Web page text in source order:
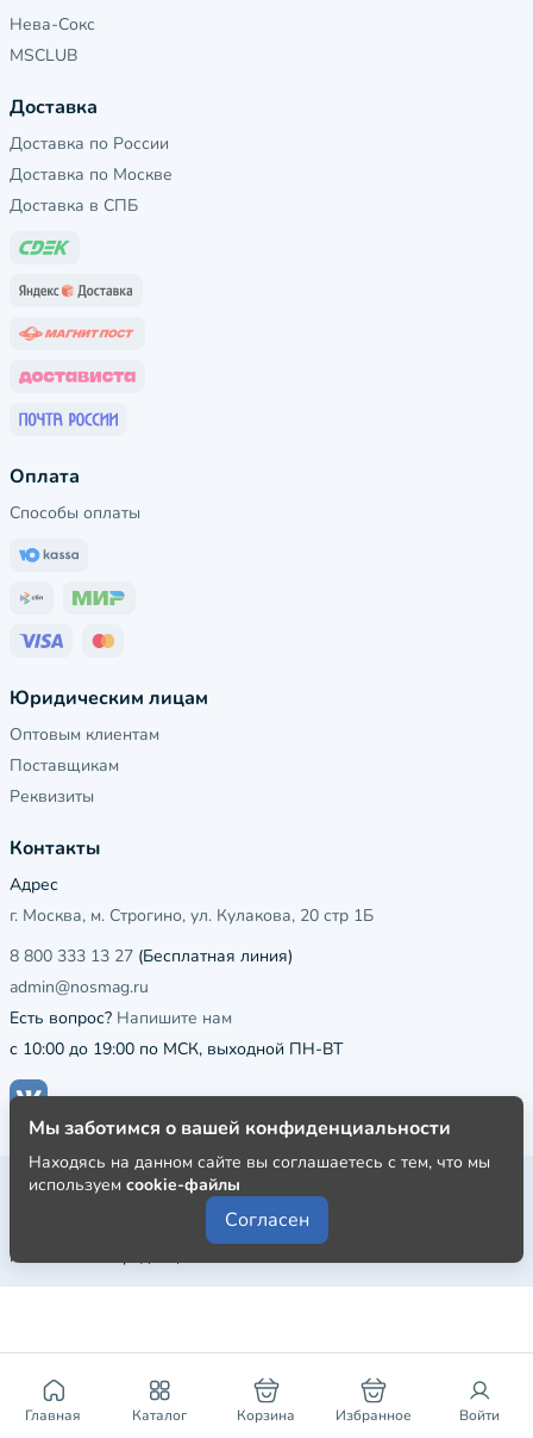
Главная Каталог Корзина Избранное Войти
Нева-Сокс
MSCLUB
Доставка
Доставка по России
Доставка по Москве
Доставка в СПБ
Оплата
Способы оплаты
Юридическим лицам
Оптовым клиентам
Поставщикам
Реквизиты
Контакты
Адрес
г. Москва, м. Строгино, ул. Кулакова, 20 стр 1Б
8 800 333 13 27 (Бесплатная линия)
admin@nosmag.ru
Есть вопрос? Напишите нам
с 10:00 до 19:00 по МСК, выходной ПН-ВТ
Публичная оферта
Пользовательское соглашение
Политика конфиденциальности
Мы заботимся о вашей конфиденциальности
Находясь на данном сайте вы соглашаетесь с тем, что мы
используем cookie-файлы
Согласен